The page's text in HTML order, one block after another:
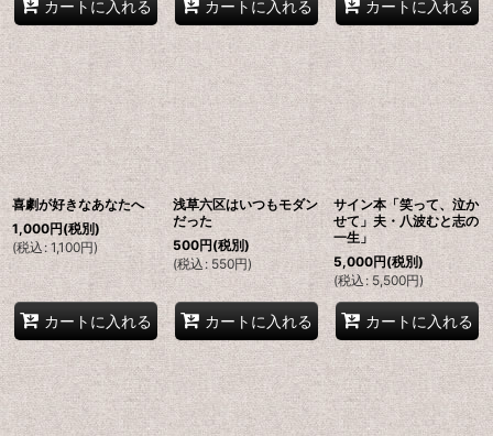
カートに入れる カートに入れる カートに入れる
喜劇が好きなあなたへ
1,000円(税別)
(税込 : 1,100円)
カートに入れる
浅草六区はいつもモダン
だった
500円(税別)
(税込 : 550円)
カートに入れる
サイン本「笑って、泣か
せて」夫・八波むと志の
一生」
5,000円(税別)
(税込 : 5,500円)
カートに入れる